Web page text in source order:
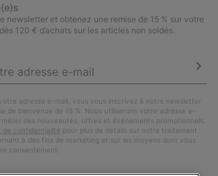
newsletter et obtenez une remise de 15 % sur votre
120 € d’achats sur les articles non soldés.
adresse e-mail, vous vous inscrivez à notre newsletter
de bienvenue de 15 %. Nous utiliserons votre adresse e-
des nouveautés, offres et événements promotionnels.
de confidentialité pour plus de détails sur notre traitement
à des fins de marketing et sur les moyens dont vous
consentement.